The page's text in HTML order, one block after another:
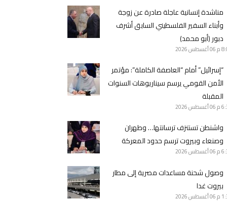
مناشدة إنسانية عاجلة صادرة عن زوجة
وأبناء السفير الفلسطيني السابق أشرف
دبور (أبو محمد)
م 06 أغسطس 2026
“إسرائيل” أمام “العاصفة الكاملة”: مؤتمر
الأمن القومي يرسم سيناريوهات السنوات
المقبلة
م 06 أغسطس 2026
واشنطن تستنزف ترسانتها… وطهران
وصنعاء وبيروت ترسم حدود المعركة
م 06 أغسطس 2026
وصول شحنة مساعدات مصرية إلى مطار
بيروت غدا
م 06 أغسطس 2026